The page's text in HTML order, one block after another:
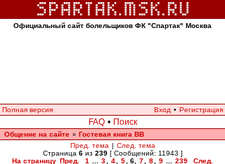
Официальный сайт болельщиков ФК "Спартак" Москва
Полная версия Вход • Регистрация
FAQ • Поиск
Общение на сайте » Гостевая книга ВВ
Пред. тема | След. тема
Страница 6из 239[ Сообщений: 11943 ]
На страницу Пред. 1 3 4 5 6 7 8 9 239
След.